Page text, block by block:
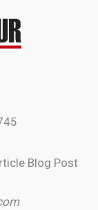
Blog Post